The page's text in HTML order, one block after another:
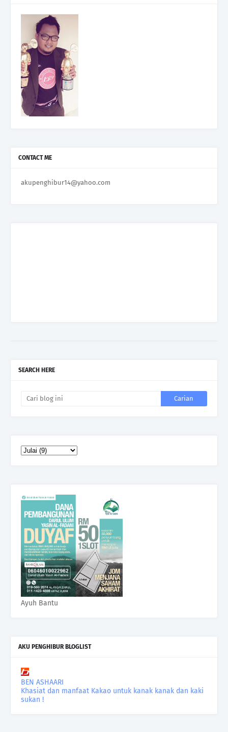
CONTACT ME
akupenghibur14@yahoo.com
SEARCH HERE
Ayuh Bantu
AKU PENGHIBUR BLOGLIST
BEN ASHAARI
Khasiat dan manfaat Kakao untuk kanak kanak dan kaki
sukan !